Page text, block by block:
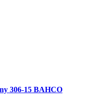
306-15 BAHCO